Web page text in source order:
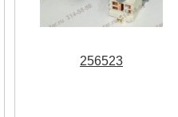
256523